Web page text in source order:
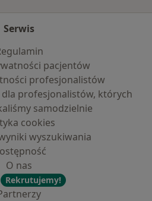
Serwis
pacjentów
profesjonalistów
profesjonalistów, których
samodzielnie
cookies
wyszukiwania
O nas
Rekrutujemy!